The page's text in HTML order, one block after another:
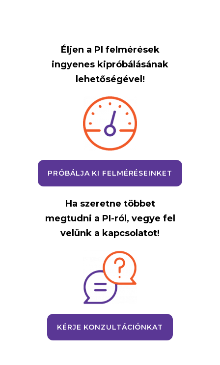
Éljen a PI felmérések
ingyenes kipróbálásának
lehetőségével!
PRÓBÁLJA KI FELMÉRÉSEINKET
Ha szeretne többet
megtudni a PI-ról, vegye fel
velünk a kapcsolatot!
KÉRJE KONZULTÁCIÓNKAT